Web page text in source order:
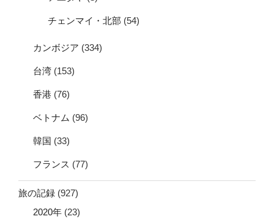
チェンマイ・北部 (54)
カンボジア (334)
台湾 (153)
香港 (76)
ベトナム (96)
韓国 (33)
フランス (77)
旅の記録 (927)
2020年 (23)